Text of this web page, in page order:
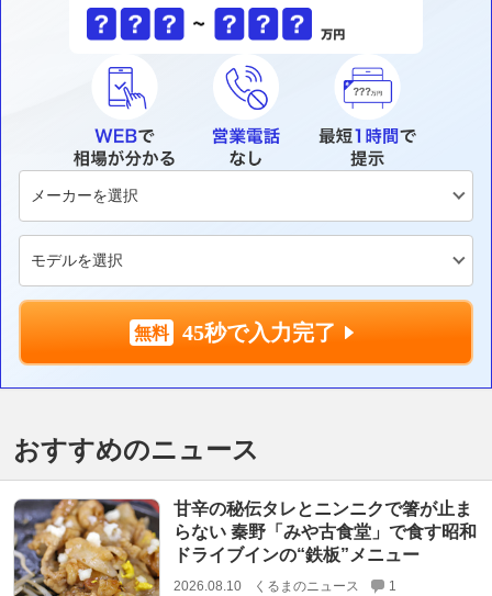
45秒で入力完了
おすすめのニュース
甘辛の秘伝タレとニンニクで箸が止ま
らない 秦野「みや古食堂」で食す昭和
ドライブインの“鉄板”メニュー
2026.08.10 くるまのニュース 1